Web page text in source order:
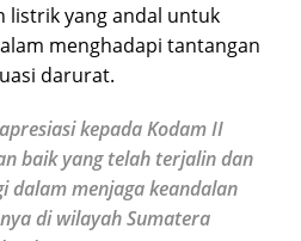
listrik yang andal untuk
menghadapi tantangan
darurat.
kepada Kodam II
baik yang telah terjalin dan
dalam menjaga keandalan
di wilayah Sumatera